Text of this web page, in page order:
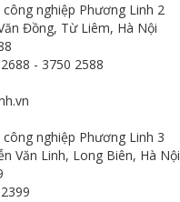
nghiệp Phương Linh 2
Đồng, Từ Liêm, Hà Nội
- 3750 2588
nghiệp Phương Linh 3
Văn Linh, Long Biên, Hà Nội